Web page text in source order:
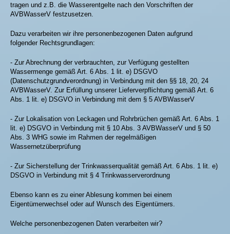
tragen und z.B. die Wasserentgelte nach den Vorschriften der
AVBWasserV festzusetzen.
Dazu verarbeiten wir ihre personenbezogenen Daten aufgrund
folgender Rechtsgrundlagen:
- Zur Abrechnung der verbrauchten, zur Verfügung gestellten
Wassermenge gemäß Art. 6 Abs. 1 lit. e) DSGVO
(Datenschutzgrundverordnung) in Verbindung mit den §§ 18, 20, 24
AVBWasserV. Zur Erfüllung unserer Lieferverpflichtung gemäß Art. 6
Abs. 1 lit. e) DSGVO in Verbindung mit dem § 5 AVBWasserV
- Zur Lokalisation von Leckagen und Rohrbrüchen gemäß Art. 6 Abs. 1
lit. e) DSGVO in Verbindung mit § 10 Abs. 3 AVBWasserV und § 50
Abs. 3 WHG sowie im Rahmen der regelmäßigen
Wassernetzüberprüfung
- Zur Sicherstellung der Trinkwasserqualität gemäß Art. 6 Abs. 1 lit. e)
DSGVO in Verbindung mit § 4 Trinkwasserverordnung
Ebenso kann es zu einer Ablesung kommen bei einem
Eigentümerwechsel oder auf Wunsch des Eigentümers.
Welche personenbezogenen Daten verarbeiten wir?